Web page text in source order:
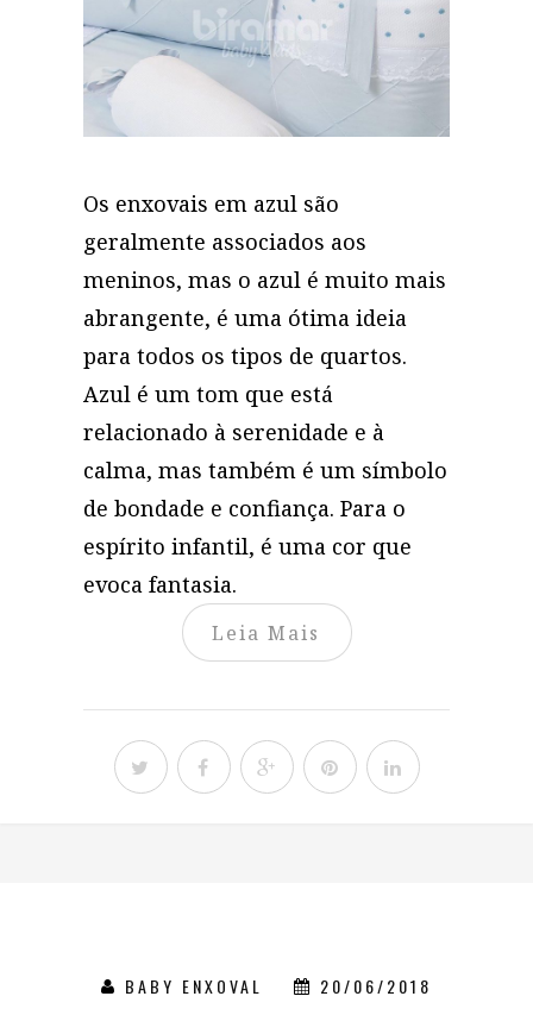
Os enxovais em azul são
geralmente associados aos
meninos, mas o azul é muito mais
abrangente, é uma ótima ideia
para todos os tipos de quartos.
Azul é um tom que está
relacionado à serenidade e à
calma, mas também é um símbolo
de bondade e confiança. Para o
espírito infantil, é uma cor que
evoca fantasia.
Leia Mais
BABY ENXOVAL 20/06/2018